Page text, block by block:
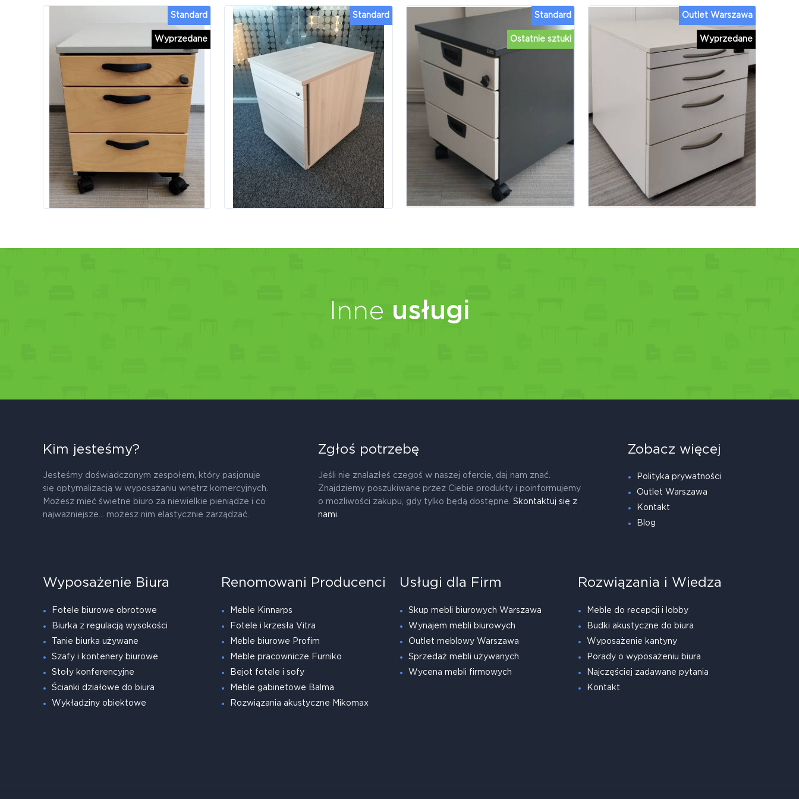
Wyprzedane
Standard Standard
Ostatnie sztuki
Standard
Wyprzedane
Outlet Warszawa
Inne usługi
Kim jesteśmy?
Jesteśmy doświadczonym zespołem, który pasjonuje
się optymalizacją w wyposażaniu wnętrz komercyjnych.
Możesz mieć świetne biuro za niewielkie pieniądze i co
najważniejsze... możesz nim elastycznie zarządzać.
Zgłoś potrzebę
Jeśli nie znalazłeś czegoś w naszej ofercie, daj nam znać.
Znajdziemy poszukiwane przez Ciebie produkty i poinformujemy
o możliwości zakupu, gdy tylko będą dostępne. Skontaktuj się z
nami.
Zobacz więcej
Polityka prywatności
Outlet Warszawa
Kontakt
Blog
Wyposażenie Biura
Fotele biurowe obrotowe
Biurka z regulacją wysokości
Tanie biurka używane
Szafy i kontenery biurowe
Stoły konferencyjne
Ścianki działowe do biura
Wykładziny obiektowe
Renomowani Producenci
Meble Kinnarps
Fotele i krzesła Vitra
Meble biurowe Profim
Meble pracownicze Furniko
Bejot fotele i sofy
Meble gabinetowe Balma
Rozwiązania akustyczne Mikomax
Usługi dla Firm
Skup mebli biurowych Warszawa
Wynajem mebli biurowych
Outlet meblowy Warszawa
Sprzedaż mebli używanych
Wycena mebli firmowych
Rozwiązania i Wiedza
Meble do recepcji i lobby
Budki akustyczne do biura
Wyposażenie kantyny
Porady o wyposażeniu biura
Najczęściej zadawane pytania
Kontakt